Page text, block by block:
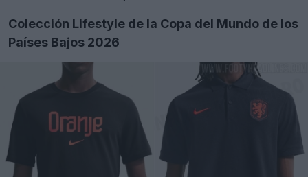
Colección Lifestyle de la Copa del Mundo de los
Países Bajos 2026